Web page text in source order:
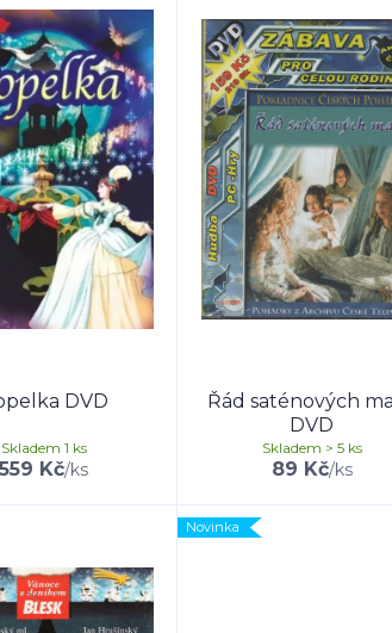
DVD
559 Kč/ks
Skladem 1 ks
Řád saténových
DVD
89 Kč/ks
Skladem > 5 ks
Novinka